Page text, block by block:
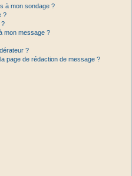
à mon sondage ?
?
?
mon message ?
?
page de rédaction de message ?